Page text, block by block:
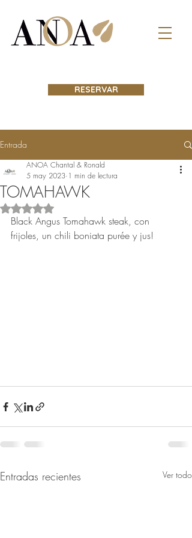
RESERVAR
Entrada
TOMAHAWK
ANOA Chantal & Ronald
5 may 2023 1 min de lectura
Obtuvo NaN de 5 estrellas.
Black Angus Tomahawk steak, con
frijoles, un chili boniata purée y jus!
Entradas recientes Ver todo